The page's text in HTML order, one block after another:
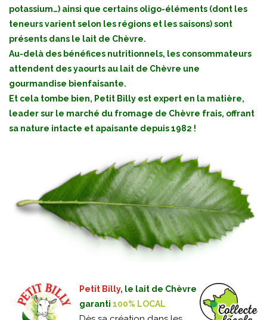
potassium…) ainsi que certains oligo-éléments (dont les
teneurs varient selon les régions et les saisons) sont
présents dans le lait de Chèvre.
Au-delà des bénéfices nutritionnels, les consommateurs
attendent des yaourts au lait de Chèvre une
gourmandise bienfaisante.
Et cela tombe bien, Petit Billy est expert en la matière,
leader sur le marché du fromage de Chèvre frais, offrant
sa nature intacte et apaisante depuis 1982 !
Petit Billy, le lait de Chèvre
garanti 100% LOCAL